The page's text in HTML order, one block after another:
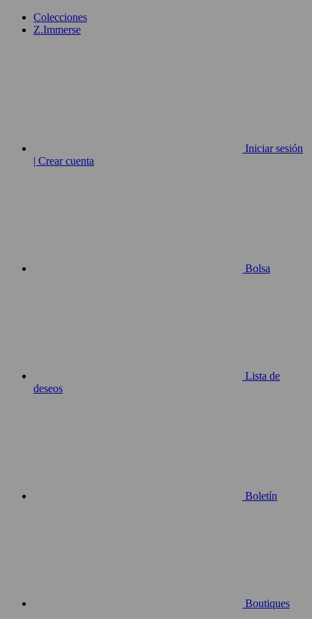
Colecciones
Z.Immerse
Iniciar sesión
| Crear cuenta
Bolsa
Lista de
deseos
Boletín
Boutiques